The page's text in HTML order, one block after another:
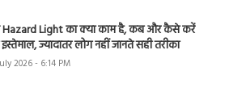
Hazard Light का क्या काम है, कब और कैसे करें
ज्यादातर लोग नहीं जानते सही तरीका
2026 - 6:14 PM